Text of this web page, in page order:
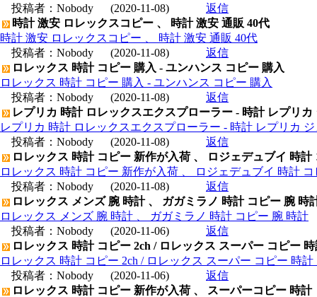
投稿者： Nobody (2020-11-08)
返信
時計 激安 ロレックスコピー 、 時計 激安 通販 40代
時計 激安 ロレックスコピー 、 時計 激安 通販 40代
投稿者： Nobody (2020-11-08)
返信
ロレックス 時計 コピー 購入 - ユンハンス コピー 購入
ロレックス 時計 コピー 購入 - ユンハンス コピー 購入
投稿者： Nobody (2020-11-08)
返信
レプリカ 時計 ロレックスエクスプローラー - 時計 レプリカ
レプリカ 時計 ロレックスエクスプローラー - 時計 レプリカ
投稿者： Nobody (2020-11-08)
返信
ロレックス 時計 コピー 新作が入荷 、 ロジェデュブイ 時計
ロレックス 時計 コピー 新作が入荷 、 ロジェデュブイ 時計
投稿者： Nobody (2020-11-08)
返信
ロレックス メンズ 腕 時計 、 ガガミラノ 時計 コピー 腕 時
ロレックス メンズ 腕 時計 、 ガガミラノ 時計 コピー 腕 時計
投稿者： Nobody (2020-11-06)
返信
ロレックス 時計 コピー 2ch / ロレックス スーパー コピー
ロレックス 時計 コピー 2ch / ロレックス スーパー コピー 時計
投稿者： Nobody (2020-11-06)
返信
ロレックス 時計 コピー 新作が入荷 、 スーパーコピー 時